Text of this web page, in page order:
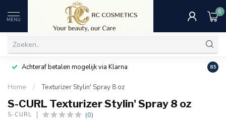
MENU
0
Achteraf betalen mogelijk via Klarna 8.5
Home / Texturizer Stylin' Spray 8 oz
S-CURL Texturizer Stylin' Spray 8 oz
S-CURL (0)